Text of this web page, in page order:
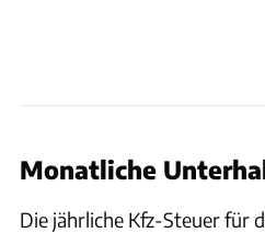
Monatliche
Die jährliche Kfz-Steuer für